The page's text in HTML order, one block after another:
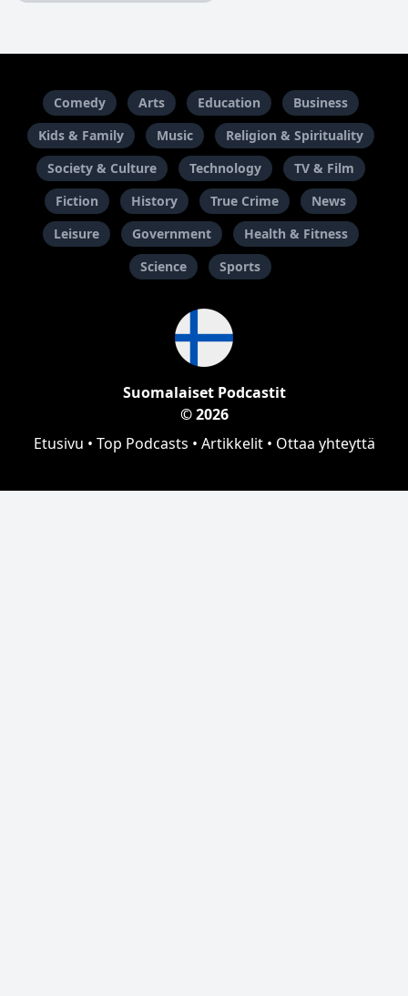
Comedy Arts Education
Business
Kids & Family
Music
Religion & Spirituality
Society & Culture
Technology
TV & Film
Fiction
History True Crime
News
Leisure
Government
Health & Fitness
Science
Sports
Suomalaiset Podcastit
© 2026
Etusivu • Top Podcasts • Artikkelit• Ottaa yhteyttä